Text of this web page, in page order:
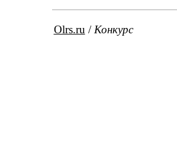
Olrs.ru / Конкурс